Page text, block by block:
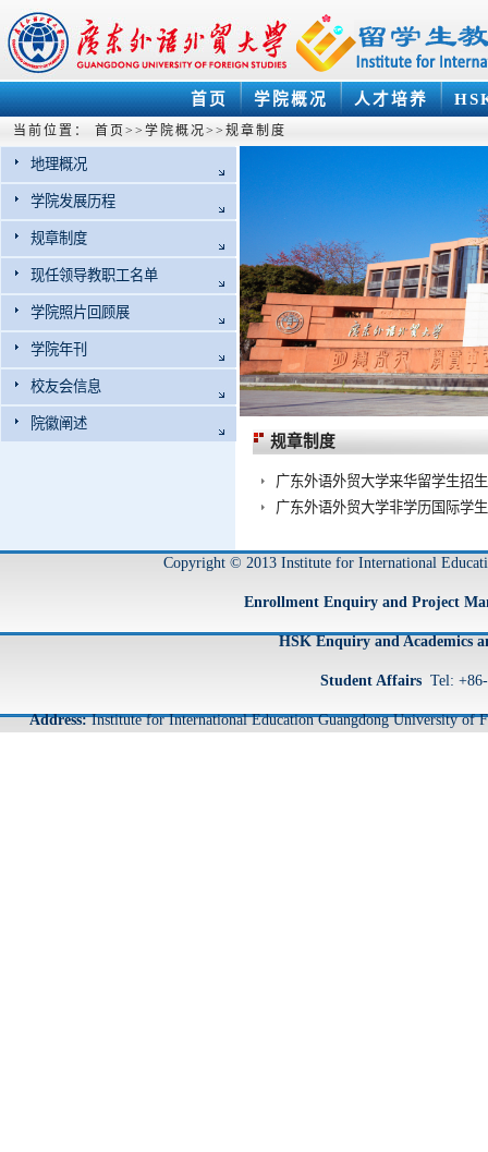
首页 学院概况 人才培养
当前位置： 首页 >> 学院概况>> 规章制度
地理概况
学院发展历程
规章制度
现任领导教职工名单
学院照片回顾展
学院年刊
校友会信息
院徽阐述
规章制度
广东外语外贸大学来华留学生招
广东外语外贸大学非学历国际学
Copyright © 2013 Institute for International
Enrollment Enquiry and Project
HSK Enquiry and Academics
Student Affairs Tel:
Address:Institute for International Education Guangdong University of